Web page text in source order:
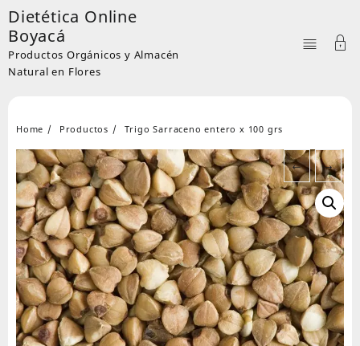
Skip
to
content
Dietética Online
Boyacá
Productos Orgánicos y Almacén
Natural en Flores
Home Productos Trigo Sarraceno entero x 100 grs
← →